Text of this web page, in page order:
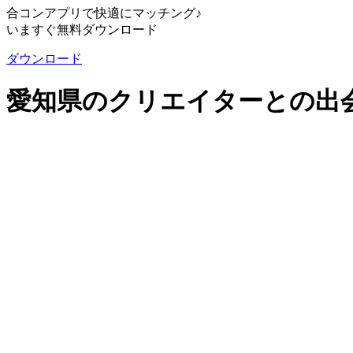
合コンアプリで快適にマッチング♪
いますぐ無料ダウンロード
ダウンロード
愛知県のクリエイターとの出